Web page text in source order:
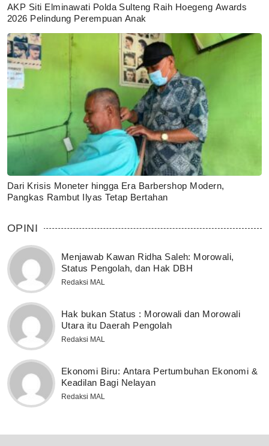
AKP Siti Elminawati Polda Sulteng Raih Hoegeng Awards
2026 Pelindung Perempuan Anak
Dari Krisis Moneter hingga Era Barbershop Modern,
Pangkas Rambut Ilyas Tetap Bertahan
OPINI
Menjawab Kawan Ridha Saleh: Morowali,
Status Pengolah, dan Hak DBH
Redaksi MAL
Hak bukan Status : Morowali dan Morowali
Utara itu Daerah Pengolah
Redaksi MAL
Ekonomi Biru: Antara Pertumbuhan Ekonomi &
Keadilan Bagi Nelayan
Redaksi MAL